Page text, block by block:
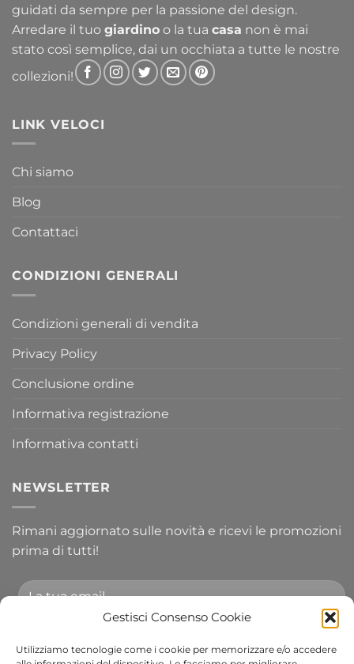
Gestisci Consenso Cookie
Utilizziamo tecnologie come i cookie per memorizzare e/o accedere
guidati da sempre per la passione del design.
Arredare il tuo giardino o la tua casa non è mai
stato così semplice, dai un occhiata a tutte le nostre
collezioni!
LINK VELOCI
Chi siamo
Blog
Contattaci
CONDIZIONI GENERALI
Condizioni generali di vendita
Privacy Policy
Conclusione ordine
Informativa registrazione
Informativa contatti
NEWSLETTER
Rimani aggiornato sulle novità e ricevi le promozioni
prima di tutti!